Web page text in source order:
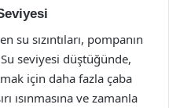
su sızıntıları, pompanın
Su seviyesi düştüğünde,
için daha fazla çaba
ısınmasına ve zamanla